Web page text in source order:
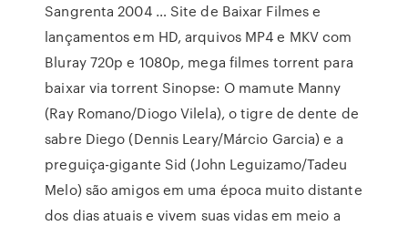
Sangrenta 2004 … Site de Baixar Filmes e
lançamentos em HD, arquivos MP4 e MKV com
Bluray 720p e 1080p, mega filmes torrent para
baixar via torrent Sinopse: O mamute Manny
(Ray Romano/Diogo Vilela), o tigre de dente de
sabre Diego (Dennis Leary/Márcio Garcia) e a
preguiça-gigante Sid (John Leguizamo/Tadeu
Melo) são amigos em uma época muito distante
dos dias atuais e vivem suas vidas em meio a